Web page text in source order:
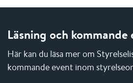
Läsning och kommande
Här kan du läsa mer om
kommande event inom